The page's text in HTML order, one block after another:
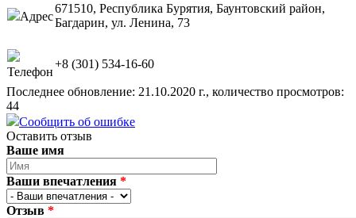
Адрес
671510, Республика Бурятия, Баунтовский район,
Багдарин, ул. Ленина, 73
Телефон
+8 (301) 534-16-60
Последнее обновление: 21.10.2020 г., количество просмотров:
44
Сообщить об ошибке
Оставить отзыв
Ваше имя
Ваши впечатления *
Отзыв *